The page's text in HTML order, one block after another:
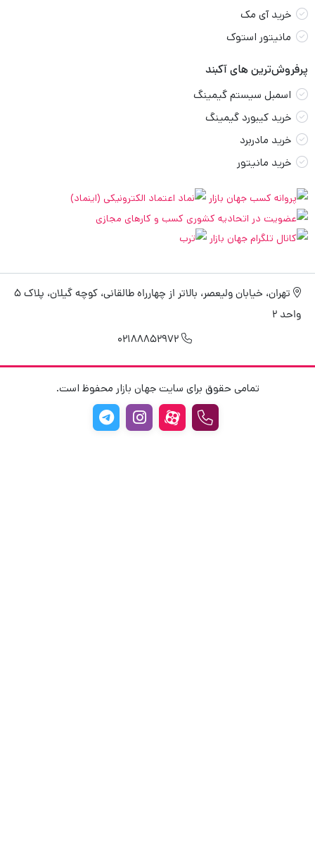
خرید آی مک
مانیتور استوک
پرفروش‌ترین های آکبند
اسمبل سیستم گیمینگ
خرید کیبورد گیمینگ
خرید مادربرد
خرید مانیتور
تهران، خیابان ولیعصر، بالاتر از چهارراه طالقانی، کوچه گیلان، پلاک 5
واحد 2
02188852972
تمامی حقوق برای سایت جهان بازار محفوظ است.